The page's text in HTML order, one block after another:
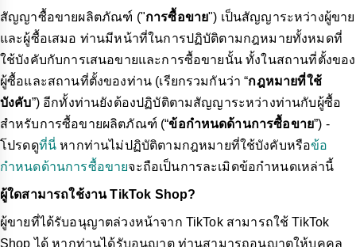
สัญญาซื้อขายผลิตภัณฑ์ ("การซื้อขาย") เป็นสัญญาระหว่างผู้ขาย
และผู้ซื้อเสมอ ท่านมีหน้าที่ในการปฏิบัติตามกฎหมายทั้งหมดที่
ใช้บังคับกับการเสนอขายและการซื้อขายนั้น ทั้งในสถานที่ตั้งของ
ผู้ซื้อและสถานที่ตั้งของท่าน (เรียกรวมกันว่า “กฎหมายที่ใช้
บังคับ”) อีกทั้งท่านยังต้องปฏิบัติตามสัญญาระหว่างท่านกับผู้ซื้อ
สำหรับการซื้อขายผลิตภัณฑ์ (“ข้อกำหนดด้านการซื้อขาย”) -
โปรดดูที่นี่ หากท่านไม่ปฏิบัติตามกฎหมายที่ใช้บังคับหรือข้อ
กำหนดด้านการซื้อขายจะถือเป็นการละเมิดข้อกำหนดเหล่านี้
ผู้ใดสามารถใช้งาน TikTok Shop?
ผู้ขายที่ได้รับอนุญาตล่วงหน้าจาก TikTok สามารถใช้ TikTok
Shop ได้ หากท่านได้รับอนุญาต ท่านสามารถอนุญาตให้บุคคล